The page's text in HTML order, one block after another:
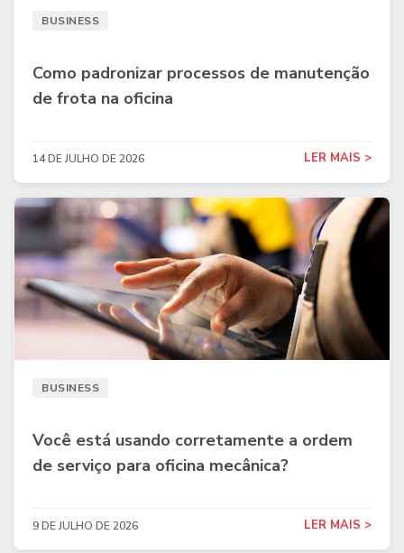
BUSINESS
Como padronizar processos de manutenção
de frota na oficina
14 DE JULHO DE 2026 LER MAIS >
BUSINESS
Você está usando corretamente a ordem
de serviço para oficina mecânica?
9 DE JULHO DE 2026 LER MAIS >